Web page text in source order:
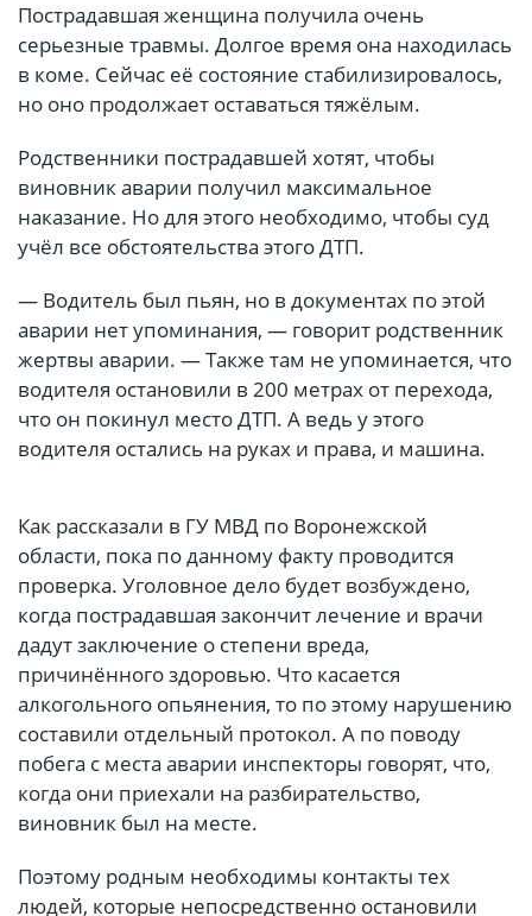
Пострадавшая женщина получила очень
серьезные травмы. Долгое время она находилась
в коме. Сейчас её состояние стабилизировалось,
но оно продолжает оставаться тяжёлым.
Родственники пострадавшей хотят, чтобы
виновник аварии получил максимальное
наказание. Но для этого необходимо, чтобы суд
учёл все обстоятельства этого ДТП.
— Водитель был пьян, но в документах по этой
аварии нет упоминания, — говорит родственник
жертвы аварии. — Также там не упоминается, что
водителя остановили в 200 метрах от перехода,
что он покинул место ДТП. А ведь у этого
водителя остались на руках и права, и машина.
Как рассказали в ГУ МВД по Воронежской
области, пока по данному факту проводится
проверка. Уголовное дело будет возбуждено,
когда пострадавшая закончит лечение и врачи
дадут заключение о степени вреда,
причинённого здоровью. Что касается
алкогольного опьянения, то по этому нарушению
составили отдельный протокол. А по поводу
побега с места аварии инспекторы говорят, что,
когда они приехали на разбирательство,
виновник был на месте.
Поэтому родным необходимы контакты тех
людей, которые непосредственно остановили